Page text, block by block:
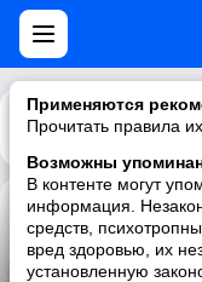
Применяются
Прочитать правила
Возможны
В контенте могут
информация.
средств,
вред здоровью, их
установленную
Каталог
Inbetween
Quanta